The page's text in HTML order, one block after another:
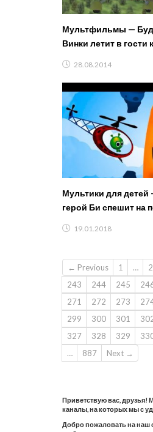
Мультфильмы —
Винки летит в гости
28.08.2014
Мультики для
герой Би спешит на
мультфильмы /
19.01.2018
← Previous 1 …
243
244 245
271
272 273
299
300 301
327
328 329
…
887 Next →
Приветствую вас, друзья!
каналы, на которых мы с
Добро пожаловать на наш